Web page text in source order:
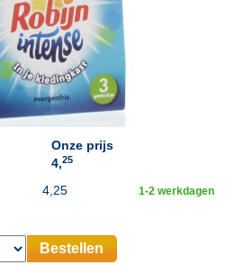
Onze prijs
4,25
4,25 1-2 werkdagen
Bestellen